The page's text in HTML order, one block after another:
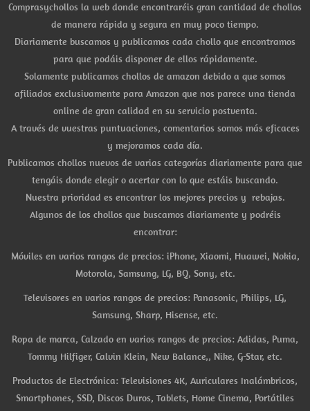
Comprasychollos la web donde encontraréis gran cantidad de chollos
de manera rápida y segura en muy poco tiempo.
Diariamente buscamos y publicamos cada chollo que encontramos
para que podáis disponer de ellos rápidamente.
Solamente publicamos chollos de amazon debido a que somos
afiliados exclusivamente para Amazon que nos parece una tienda
online de gran calidad en su servicio postventa.
A través de vuestras puntuaciones, comentarios somos más eficaces
y mejoramos cada día.
Publicamos chollos nuevos de varias categorías diariamente para que
tengáis donde elegir o acertar con lo que estáis buscando.
Nuestra prioridad es encontrar los mejores precios y rebajas.
Algunos de los chollos que buscamos diariamente y podréis
encontrar:
Móviles en varios rangos de precios: iPhone, Xiaomi, Huawei, Nokia,
Motorola, Samsung, LG, BQ, Sony, etc.
Televisores en varios rangos de precios: Panasonic, Philips, LG,
Samsung, Sharp, Hisense, etc.
Ropa de marca, Calzado en varios rangos de precios: Adidas, Puma,
Tommy Hilfiger, Calvin Klein, New Balance,, Nike, G-Star, etc.
Productos de Electrónica: Televisiones 4K, Auriculares Inalámbricos,
Smartphones, SSD, Discos Duros, Tablets, Home Cinema, Portátiles